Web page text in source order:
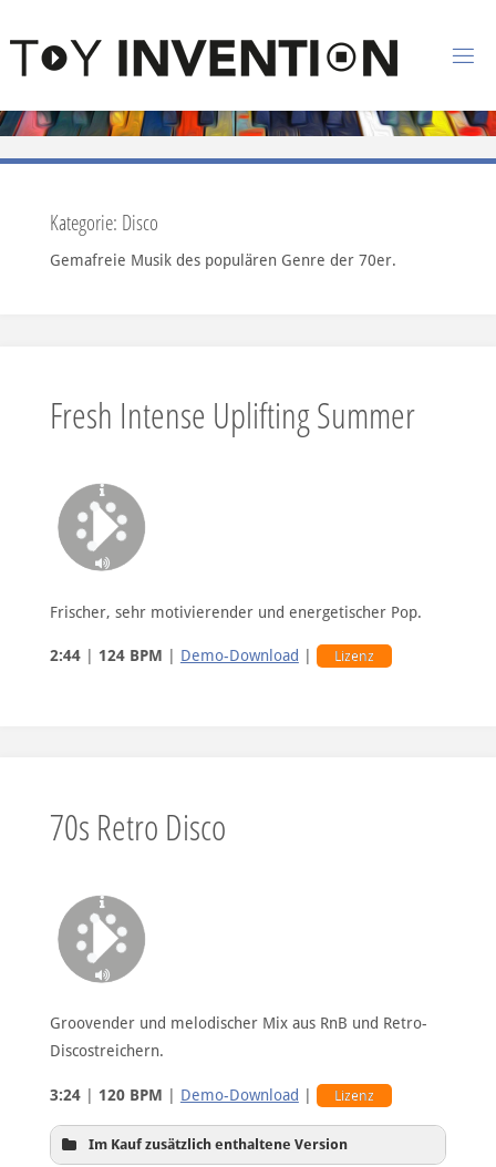
O
Y
Kategorie: Disco
Gemafreie Musik des populären Genre der 70er.
Fresh Intense Uplifting Summer
Frischer, sehr motivierender und energetischer Pop.
2:44| 124 BPM Demo-Download Lizenz
70s Retro Disco
Groovender und melodischer Mix aus RnB und Retro-
Discostreichern.
3:24| 120 BPM Demo-Download Lizenz
Im Kauf zusätzlich enthaltene Version